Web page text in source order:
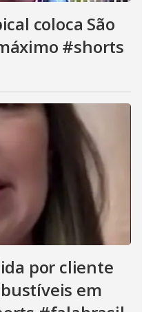
coloca São
#shorts
por cliente
em